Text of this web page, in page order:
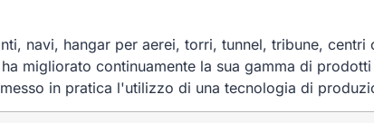
navi, hangar per aerei, torri, tunnel, tribune,
migliorato continuamente la sua gamma di
in pratica l'utilizzo di una tecnologia di